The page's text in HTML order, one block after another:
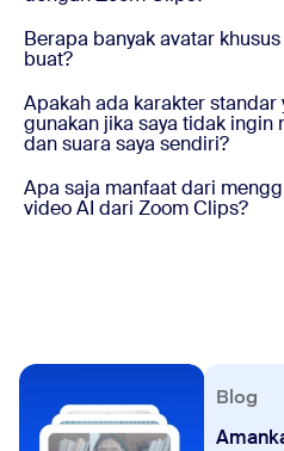
Berapa banyak avatar
buat?
Apakah ada karakter standar
gunakan jika saya tidak ingin
dan suara saya sendiri?
Apa saja manfaat dari
video AI dari Zoom Clips?
Blog